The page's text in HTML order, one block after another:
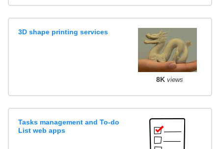
3D shape printing services
8K views
Tasks management and To-do
List web apps